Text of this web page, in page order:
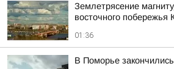
Землетрясение
восточного побережья
01:36
В Поморье